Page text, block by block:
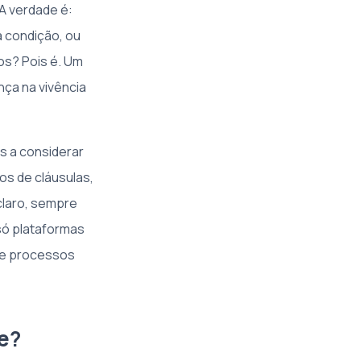
verdade é:
ou
Pois é. Um
na vivência
a considerar
de cláusulas,
sempre
plataformas
processos